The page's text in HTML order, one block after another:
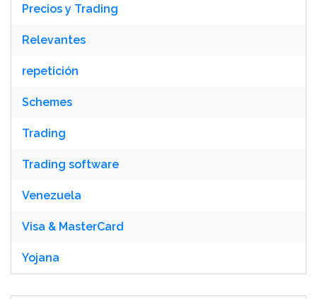
Precios y Trading
Relevantes
repetición
Schemes
Trading
Trading software
Venezuela
Visa & MasterCard
Yojana